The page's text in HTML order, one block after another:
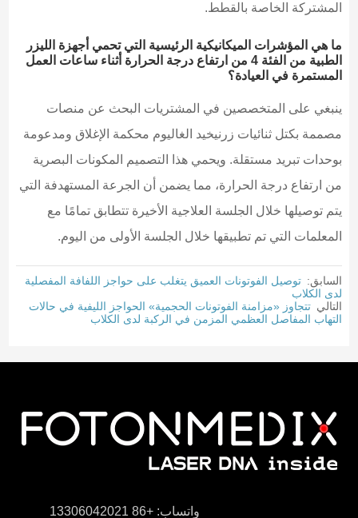
المشتركة الخاصة بالقطط.
ما هي المؤشرات الميكانيكية الرئيسية التي تحمي أجهزة الليزر
الطبية من الفئة 4 من ارتفاع درجة الحرارة أثناء ساعات العمل
المستمرة في العيادة؟
ينبغي على المتخصصين في المشتريات البحث عن منصات
مصممة بكتل ثنائيات زرنيخيد الغاليوم محكمة الإغلاق ومدعومة
بوحدات تبريد مستقلة. ويحمي هذا التصميم المكونات البصرية
من ارتفاع درجة الحرارة، مما يضمن أن الجرعة المستهدفة التي
يتم توصيلها خلال الجلسة العلاجية الأخيرة تتطابق تمامًا مع
المعلمات التي تم تطبيقها خلال الجلسة الأولى من اليوم.
السابق: توصيل الفوتونات العميق يتغلب على حواجز اللفافة المفصلية
لدى الكلاب
التالي تتجاوز «مزامنة الفوتونات الحجمية» الحواجز الليفية في حالات
التهاب المفاصل العظمي المزمن في الركبة لدى الكلاب
واتساب: +86 13306042021